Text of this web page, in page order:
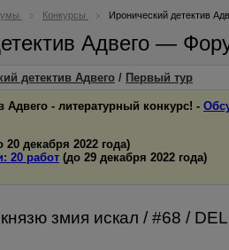
Конкурсы Иронический детектив
Адвего —
детектив Адвего / Первый тур
Адвего - литературный конкурс! -
20 декабря 2022 года)
20 работ (до 29 декабря 2022 года)
змия искал / #68 /